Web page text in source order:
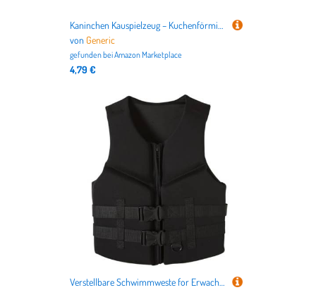
Kaninchen Kauspielzeug – Kuchenförmiges Nagerzubehör aus Naturholz, Zahnpflege-Spielzeug für | Bio Kleintier Kauspielzeug, Hamster Knabberblöcke für Zähne, Spielspaß für Chinchillas
von Generic
gefunden beiAmazon Marketplace
4,79 €
Verstellbare Schwimmweste for Erwachsene, leichte Neopren-Schwimmjacke, PFD mit high Auftrieb und Sicherheitsschnallen, for Kajakfahren, Bootfahren, Angeln und Wassersport(L)